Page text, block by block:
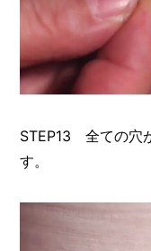
STEP13 全ての穴
す。